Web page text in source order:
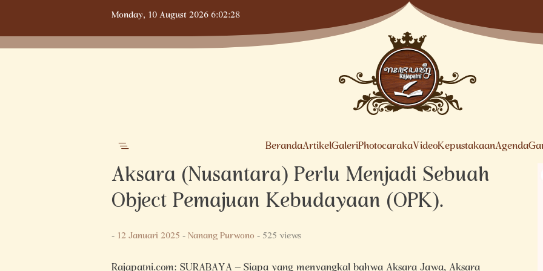
content
Monday,10 August 20266:02:29
BerandaArtikelGaleriPhotocarakaVideoKepustakaanAgenda
Aksara (Nusantara) Perlu Menjadi Sebuah
Object Pemajuan Kebudayaan (OPK).
-12 Januari 2025-Nanang Purwono- 525 views